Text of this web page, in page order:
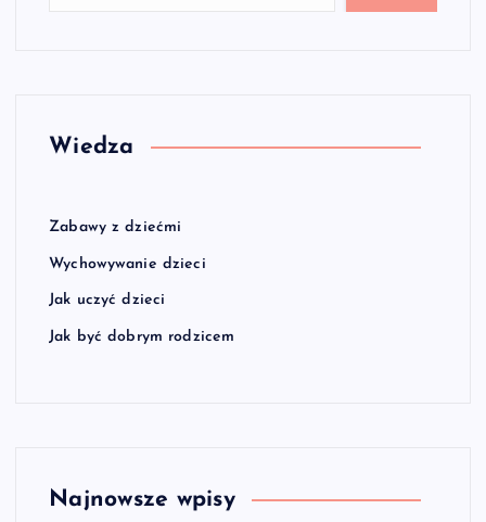
Wiedza
Zabawy z dziećmi
Wychowywanie dzieci
Jak uczyć dzieci
Jak być dobrym rodzicem
Najnowsze wpisy